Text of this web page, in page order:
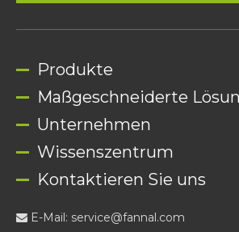
Produkte
Maßgeschneiderte
Unternehmen
Wissenszentrum
Kontaktieren Sie uns
 E-Mail: service@fannal.com